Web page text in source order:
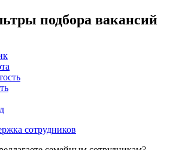
подбора вакансий
сотрудников